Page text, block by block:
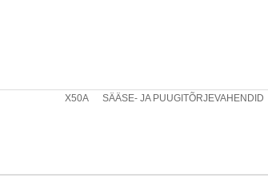
X50A SÄÄSE- JA PUUGITÕRJEVAHENDID